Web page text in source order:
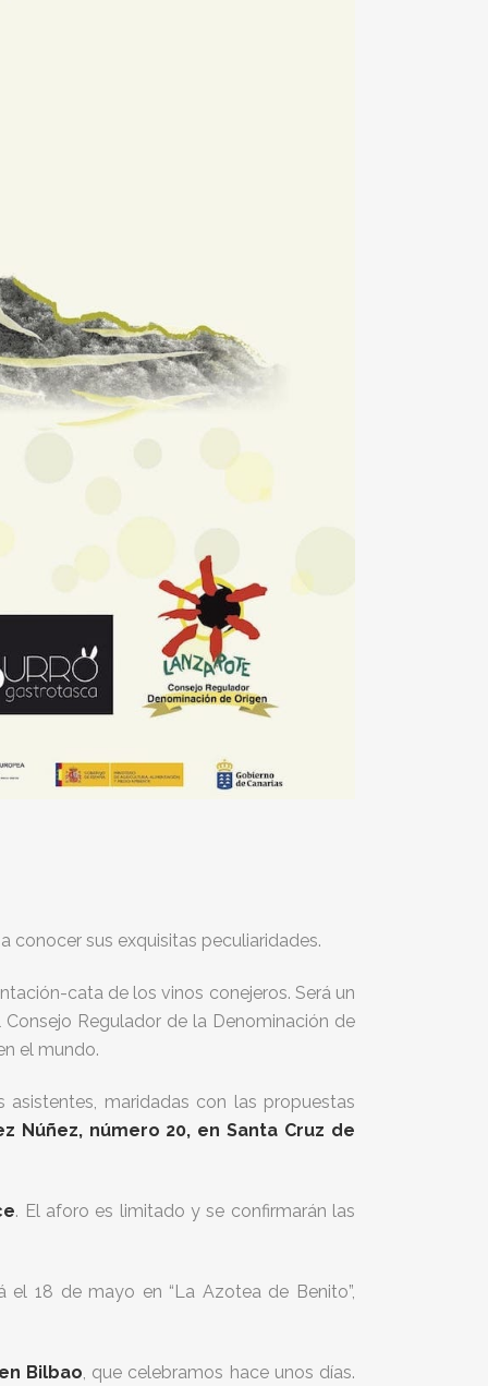
conocer sus exquisitas peculiaridades.
cata de los vinos conejeros. Será un
Regulador de la Denominación de
el mundo.
maridadas con las propuestas
Núñez, número 20, en Santa Cruz de
. El aforo es limitado y se confirmarán las
18 de mayo en “La Azotea de Benito”,
Bilbao, que celebramos hace unos días.